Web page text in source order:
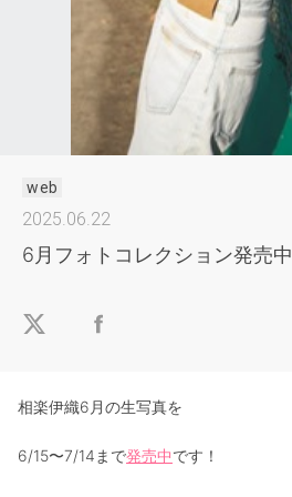
web
2025.06.22
6月フォトコレクション発売中
相楽伊織6月の生写真を
6/15〜7/14まで発売中です！